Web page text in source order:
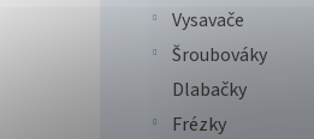
Vysavače
Šroubováky
Dlabačky
Frézky